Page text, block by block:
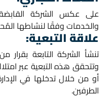
على عكس الشركة
والخدمات وفقًا لنشاطها
علاقة التبعية:
تنشأ الشركة التابعة
وتتحقق هذه التبعية عبر
أو من خلال تدخلها في
الطرفين.